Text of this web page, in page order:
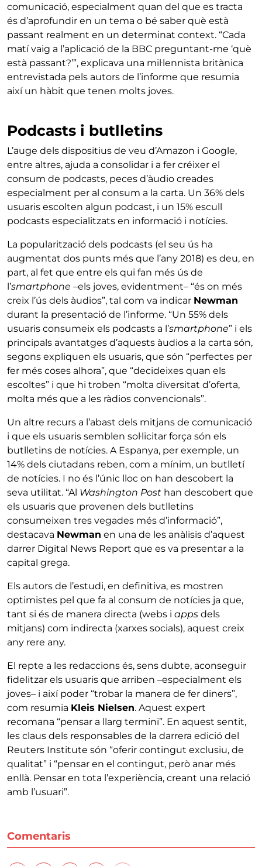
comunicació, especialment quan del que es tracta
és d’aprofundir en un tema o bé saber què està
passant realment en un determinat context. “Cada
matí vaig a l’aplicació de la BBC preguntant-me ‘què
està passant?’”, explicava una mil·lennista britànica
entrevistada pels autors de l’informe que resumia
així un hàbit que tenen molts joves.
Podcasts i butlletins
L’auge dels dispositius de veu d’Amazon i Google,
entre altres, ajuda a consolidar i a fer créixer el
consum de podcasts, peces d’àudio creades
especialment per al consum a la carta. Un 36% dels
usuaris escolten algun podcast, i un 15% escull
podcasts especialitzats en informació i notícies.
La popularització dels podcasts (el seu ús ha
augmentat dos punts més que l’any 2018) es deu, en
part, al fet que entre els qui fan més ús de
l’smartphone –els joves, evidentment– “és on més
creix l’ús dels àudios”, tal com va indicar Newman
durant la presentació de l’informe. “Un 55% dels
usuaris consumeix els podcasts a l’smartphone” i els
principals avantatges d’aquests àudios a la carta són,
segons expliquen els usuaris, que són “perfectes per
fer més coses alhora”, que “decideixes quan els
escoltes” i que hi troben “molta diversitat d’oferta,
molta més que a les ràdios convencionals”.
Un altre recurs a l’abast dels mitjans de comunicació
i que els usuaris semblen sol·licitar força són els
butlletins de notícies. A Espanya, per exemple, un
14% dels ciutadans reben, com a mínim, un butlletí
de notícies. I no és l’únic lloc on han descobert la
seva utilitat. “Al Washington Post han descobert que
els usuaris que provenen dels butlletins
consumeixen tres vegades més d’informació”,
destacava Newman en una de les anàlisis d’aquest
darrer Digital News Report que es va presentar a la
capital grega.
Els autors de l’estudi, en definitiva, es mostren
optimistes pel que fa al consum de notícies ja que,
tant si és de manera directa (webs i apps dels
mitjans) com indirecta (xarxes socials), aquest creix
any rere any.
El repte a les redaccions és, sens dubte, aconseguir
fidelitzar els usuaris que arriben –especialment els
joves– i així poder “trobar la manera de fer diners”,
com resumia Kleis Nielsen. Aquest expert
recomana “pensar a llarg termini”. En aquest sentit,
les claus dels responsables de la darrera edició del
Reuters Institute són “oferir contingut exclusiu, de
qualitat” i “pensar en el contingut, però anar més
enllà. Pensar en tota l’experiència, creant una relació
amb l’usuari”.
Comentaris